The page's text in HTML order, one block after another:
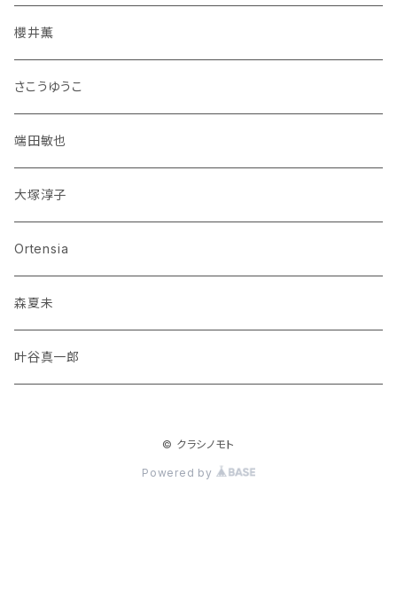
櫻井薫
さこうゆうこ
端田敏也
大塚淳子
Ortensia
森夏未
叶谷真一郎
© クラシノモト
Powered by